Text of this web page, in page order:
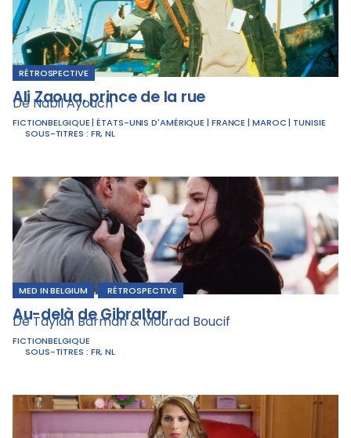
RÉTROSPECTIVE
Ali Zaoua, prince de la rue
De Nabil Ayouch
FICTIONBELGIQUE | ÉTATS-UNIS D'AMÉRIQUE | FRANCE | MAROC | TUNISIE
SOUS-TITRES : FR,NL
MED IN BELGIUM , RÉTROSPECTIVE
Au-delà de Gibraltar
De Taylan Barman & Mourad Boucif
FICTIONBELGIQUE
SOUS-TITRES : FR,NL